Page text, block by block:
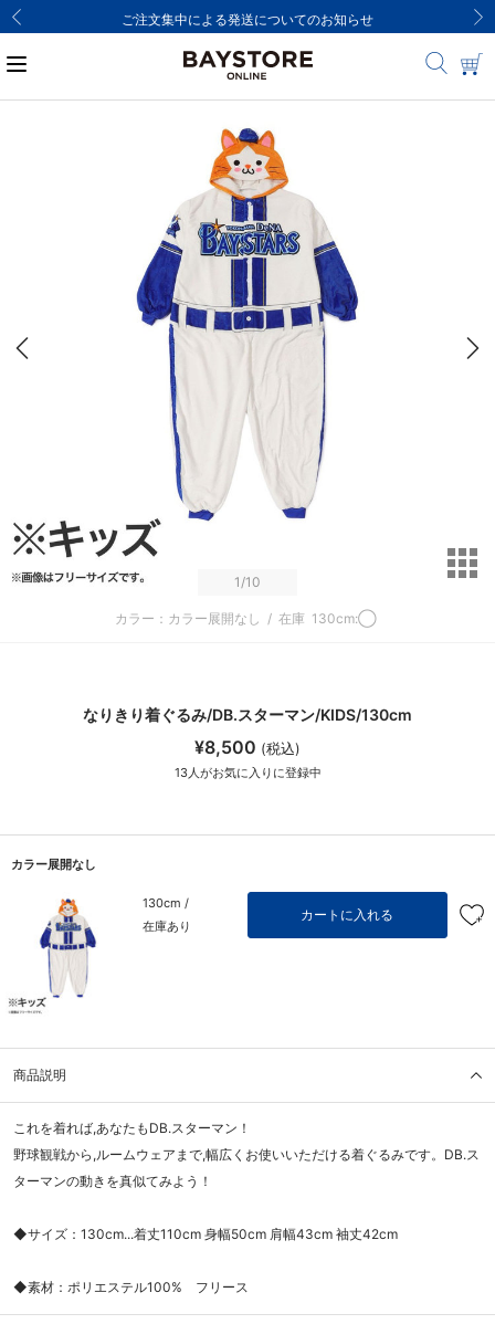
ご注文集中による発送についてのお知らせ
1/10
カラー：カラー展開なし / 在庫 130cm:◯
なりきり着ぐるみ/DB.スターマン/KIDS/130cm
¥8,500 (税込)
13人がお気に入りに登録中
カラー展開なし
130cm /
在庫あり
カートに入れる
商品説明
これを着れば,あなたもDB.スターマン！
野球観戦から,ルームウェアまで,幅広くお使いいただける着ぐるみです。DB.ス
ターマンの動きを真似てみよう！
◆サイズ：130cm...着丈110cm 身幅50cm 肩幅43cm 袖丈42cm
◆素材：ポリエステル100% フリース